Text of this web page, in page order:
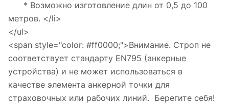
* Возможно изготовление длин от 0,5 до 100
метров. </li>
</ul>
<span style="color: #ff0000;">Внимание. Строп не
соответствует стандарту EN795 (анкерные
устройства) и не может использоваться в
качестве элемента анкерной точки для
страховочных или рабочих линий. Берегите себя!